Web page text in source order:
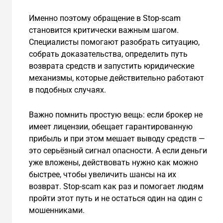
Именно поэтому обращение в Stop-scam
становится критически важным шагом.
Специалисты помогают разобрать ситуацию,
собрать доказательства, определить путь
возврата средств и запустить юридические
механизмы, которые действительно работают
в подобных случаях.
Важно помнить простую вещь: если брокер не
имеет лицензии, обещает гарантированную
прибыль и при этом мешает выводу средств —
это серьёзный сигнал опасности. А если деньги
уже вложены, действовать нужно как можно
быстрее, чтобы увеличить шансы на их
возврат. Stop-scam как раз и помогает людям
пройти этот путь и не остаться один на один с
мошенниками.